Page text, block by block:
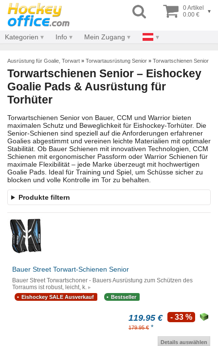
0 Artikel
0.00 €
▾
Kategorien Info Mein Zugang
Ausrüstung für Goalie, Torwart » Torwartausrüstung Senior » Torwartschienen Senior
Torwartschienen Senior – Eishockey
Goalie Pads & Ausrüstung für
Torhüter
Torwartschienen Senior von Bauer, CCM und Warrior bieten
maximalen Schutz und Beweglichkeit für Eishockey-Torhüter. Die
Senior-Schienen sind speziell auf die Anforderungen erfahrener
Goalies abgestimmt und vereinen leichte Materialien mit optimaler
Stabilität. Ob Bauer Schienen mit innovativen Technologien, CCM
Schienen mit ergonomischer Passform oder Warrior Schienen für
maximale Flexibilität – jede Marke überzeugt mit hochwertigen
Goalie Pads. Ideal für Training und Spiel, um Schüsse sicher zu
blocken und volle Kontrolle im Tor zu behalten.
Produkte filtern
Bauer Street Torwart-Schienen Senior
Bauer Street Torwartschoner - Bauers Ausrüstung zum Schützen des
Torraums ist robust, leicht, k.
Eishockey SALE Ausverkauf Bestseller
119.95 €
179.95 € *
- 33 %
Details auswählen